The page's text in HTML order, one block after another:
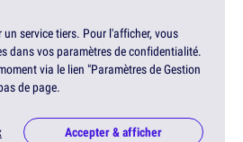
service tiers. Pour l'afficher, vous
dans vos paramètres de confidentialité.
via le lien "Paramètres de Gestion
de page.
Accepter & afficher